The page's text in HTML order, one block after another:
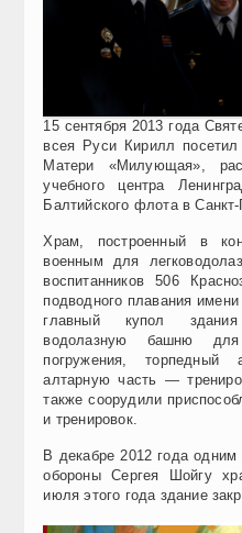
15 сентября 2013 года
всея Руси Кирилл
Матери «Милующая»,
учебного центра
Балтийского флота в
Храм, построенный в
военным для
воспитанников 506
подводного плавания
главный купол
водолазную башню
погружения,
алтарную часть —
также соорудили
и тренировок.
В декабре 2012 года одним
обороны Сергея Шойгу
июля этого года здание